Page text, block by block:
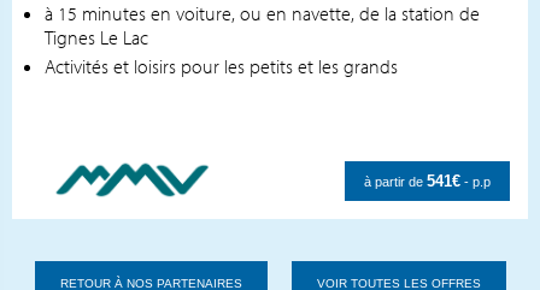
à 15 minutes en voiture, ou en navette, de la station de
Tignes Le Lac
Activités et loisirs pour les petits et les grands
à partir de 541€ - p.p
RETOUR À NOS PARTENAIRES VOIR TOUTES LES OFFRES